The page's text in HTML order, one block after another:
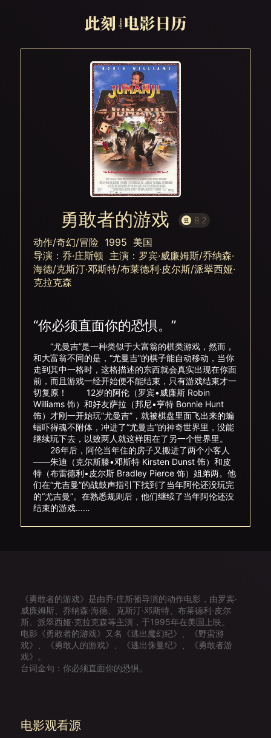
勇敢者的游戏 8.2
动作/奇幻/冒险 1995 美国
导演：乔·庄斯顿 主演：罗宾·威廉姆斯/乔纳森·
海德/克斯汀·邓斯特/布莱德利·皮尔斯/派翠西娅·
克拉克森
“你必须直面你的恐惧。”
“尤曼吉”是一种类似于大富翁的棋类游戏，然而，
和大富翁不同的是，“尤曼吉”的棋子能自动移动，当你
走到其中一格时，这格描述的东西就会真实出现在你面
前，而且游戏一经开始便不能结束，只有游戏结束才一
切复原！ 12岁的阿伦（罗宾•威廉斯 Robin
Williams 饰）和好友萨拉（邦尼•亨特 Bonnie Hunt
饰）才刚一开始玩“尤曼吉”，就被棋盘里面飞出来的蝙
蝠吓得魂不附体，冲进了“尤曼吉”的神奇世界里，没能
继续玩下去，以致两人就这样困在了另一个世界里。
26年后，阿伦当年住的房子又搬进了两个小客人
――朱迪（克尔斯滕•邓斯特 Kirsten Dunst 饰）和皮
特（布雷德利•皮尔斯 Bradley Pierce 饰）姐弟两。他
们在“尤吉曼”的战鼓声指引下找到了当年阿伦还没玩完
的“尤吉曼”。在熟悉规则后，他们继续了当年阿伦还没
结束的游戏……
《勇敢者的游戏》是由乔·庄斯顿导演的动作电影，由罗宾·
威廉姆斯、乔纳森·海德、克斯汀·邓斯特、布莱德利·皮尔
斯、派翠西娅·克拉克森等主演，于1995年在美国上映。
电影《勇敢者的游戏》又名《逃出魔幻纪》、《野蛮游
戏》、《勇敢人的游戏》、《逃出侏曼纪》、《勇敢者游
戏》。
台词金句：你必须直面你的恐惧。
电影观看源